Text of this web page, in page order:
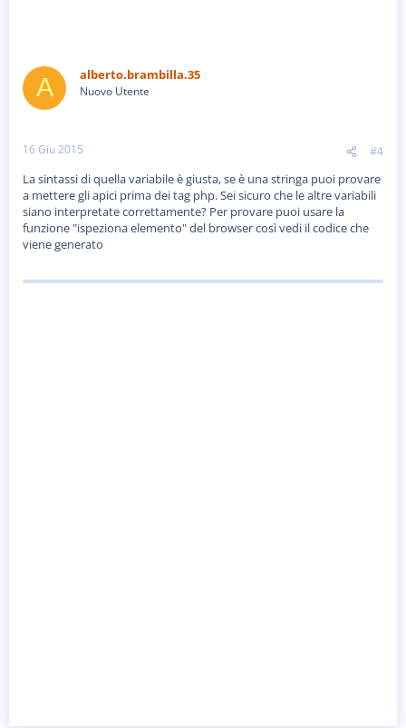
A alberto.brambilla.35
Nuovo Utente
16 Giu 2015 #4
La sintassi di quella variabile è giusta, se è una stringa puoi provare
a mettere gli apici prima dei tag php. Sei sicuro che le altre variabili
siano interpretate correttamente? Per provare puoi usare la
funzione "ispeziona elemento" del browser così vedi il codice che
viene generato